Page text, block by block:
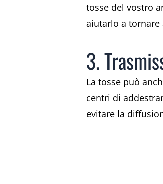
tosse del vostro
aiutarlo a
3.
La tosse può
centri di
evitare la